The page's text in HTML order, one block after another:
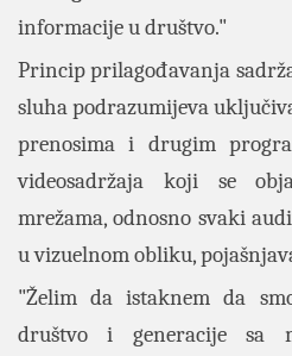
informacije u društvo."
Princip prilagođavanja
sluha podrazumijeva
prenosima i drugim
videosadržaja koji se
mrežama, odnosno svaki
u vizuelnom obliku,
"Želim da istaknem da
društvo i generacije sa